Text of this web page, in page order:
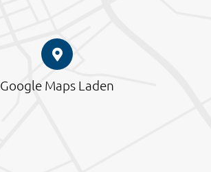
Google Maps Laden